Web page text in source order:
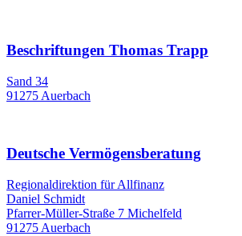
Beschriftungen Thomas Trapp
Sand 34
91275 Auerbach
Deutsche Vermögensberatung
Regionaldirektion für Allfinanz
Daniel Schmidt
Pfarrer-Müller-Straße 7 Michelfeld
91275 Auerbach